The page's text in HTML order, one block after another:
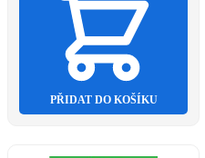
PŘIDAT DO KOŠÍKU